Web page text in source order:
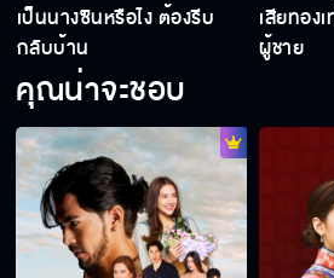
อยากให้ไปนอนบน
เป็นนางซินหรือไง ต้องรีบ
กลับบ้าน
เสียทอง
ผู้ชาย
คุณน่าจะชอบ